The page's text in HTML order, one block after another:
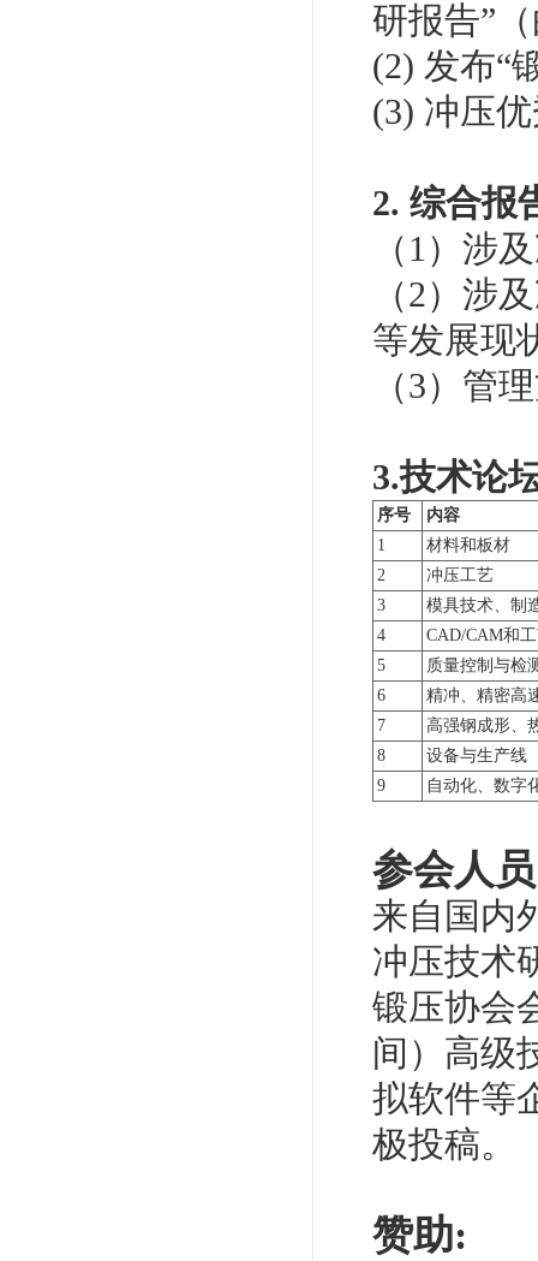
研报告”
(2) 发布“
(3) 冲压
2. 综合报
（1）涉
（2）涉
等发展现
（3）管
3.技术论
序号
内容
1
材料和板材
2
冲压工艺
3
模具技术、制
4
CAD/CAM和
5
质量控制与检
6
精冲、精密高
7
高强钢成形、
8
设备与生产线
9
自动化、数字
参会人
来自国内
冲压技术
锻压协会
间）高级
拟软件等
极投稿。
赞助: